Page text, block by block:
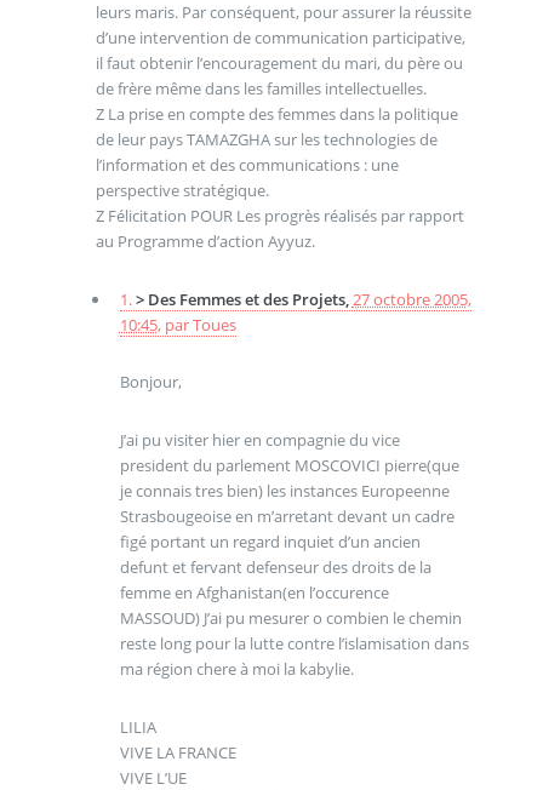
leurs maris. Par conséquent, pour assurer la réussite
d’une intervention de communication participative,
il faut obtenir l’encouragement du mari, du père ou
de frère même dans les familles intellectuelles.
Z La prise en compte des femmes dans la politique
de leur pays TAMAZGHA sur les technologies de
l’information et des communications : une
perspective stratégique.
Z Félicitation POUR Les progrès réalisés par rapport
au Programme d’action Ayyuz.
1.> Des Femmes et des Projets,27 octobre 2005,
10:45, parToues
Bonjour,
J’ai pu visiter hier en compagnie du vice
president du parlement MOSCOVICI pierre(que
je connais tres bien) les instances Europeenne
Strasbougeoise en m’arretant devant un cadre
figé portant un regard inquiet d’un ancien
defunt et fervant defenseur des droits de la
femme en Afghanistan(en l’occurence
MASSOUD) J’ai pu mesurer o combien le chemin
reste long pour la lutte contre l’islamisation dans
ma région chere à moi la kabylie.
LILIA
VIVE LA FRANCE
VIVE L’UE